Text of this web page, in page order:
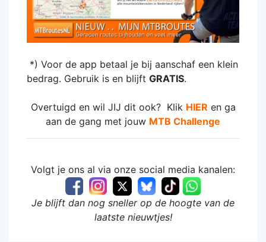
*) Voor de app betaal je bij aanschaf een klein
bedrag. Gebruik is en blijft GRATIS.
Overtuigd en wil JIJ dit ook? Klik HIER en ga
aan de gang met jouw MTB Challenge
Volgt je ons al via onze social media kanalen:
Je blijft dan nog sneller op de hoogte van de
laatste nieuwtjes!